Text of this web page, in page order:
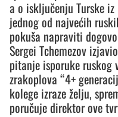
a o isključenju Turske
jednog od najvećih
pokuša napraviti
Sergei Tchemezov
pitanje isporuke ruskog
zrakoplova “4+
kolege izraze želju,
poručuje direktor ove